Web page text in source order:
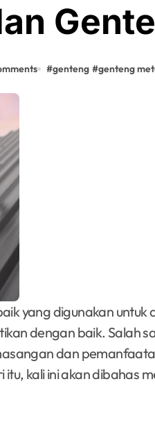
#genteng #genteng
dengan baik. Salah
dan
kali ini akan dibahas